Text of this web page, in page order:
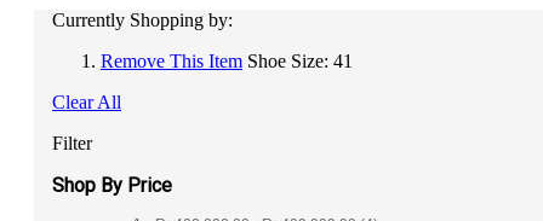
Currently Shopping by:
Remove This Item Shoe Size: 41
Clear All
Filter
Shop By Price